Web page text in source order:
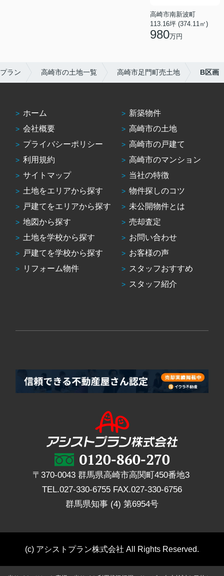
高崎市南新波町
113.16坪 (374.11㎡)
980万円
ラン 高崎市の土地一覧 高崎市足門町売土地 B区画
ホーム
会社概要
プライバシーポリシー
利用規約
サイトマップ
土地をエリアから探す
戸建てをエリアから探す
地図から探す
土地を学校から探す
戸建てを学校から探す
リフォーム物件
新築物件
高崎市の土地
高崎市の戸建て
高崎市のマンション
当社の特徴
物件探しのコツ
未公開物件とは
売却査定
お問い合わせ
お客様の声
スタッフおすすめ
スタッフ紹介
〒370-0043 群馬県高崎市高関町450番地3
TEL.027-330-6755 FAX.027-330-6756
群馬県知事 (4) 第6954号
(c) アシストプラン株式会社 All Rights Reserved.